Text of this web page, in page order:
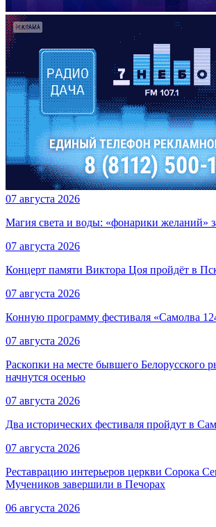
07 августа 2026
Магия света и воды: «фонарики желаний»
07 августа 2026
Концерт памяти Виктора Цоя пройдёт в
07 августа 2026
Конную программу фестиваля «Самолва
07 августа 2026
Раскопки на месте бывшего Белорусского
начнутся осенью
07 августа 2026
Два исторических фестиваля пройдут в
07 августа 2026
Реставрацию интерьеров церкви Сорока
Мучеников завершили в Печорах
06 августа 2026